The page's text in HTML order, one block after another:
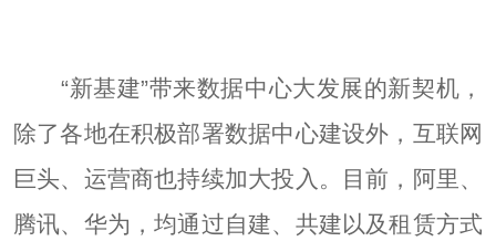
“新基建”带来数据中心大发展的新契机，
除了各地在积极部署数据中心建设外，互联网
巨头、运营商也持续加大投入。目前，阿里、
腾讯、华为，均通过自建、共建以及租赁方式